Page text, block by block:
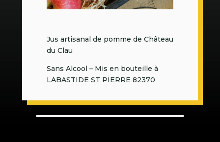
Jus artisanal de pomme de Château
du Clau
Sans Alcool – Mis en bouteille à
LABASTIDE ST PIERRE 82370